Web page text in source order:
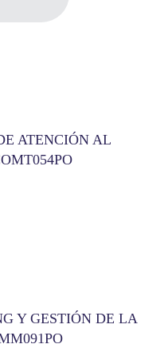
ATENCIÓN AL
Y GESTIÓN DE LA